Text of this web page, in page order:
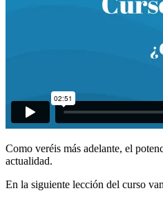
Como veréis más adelante, el
actualidad.
En la siguiente lección del curso